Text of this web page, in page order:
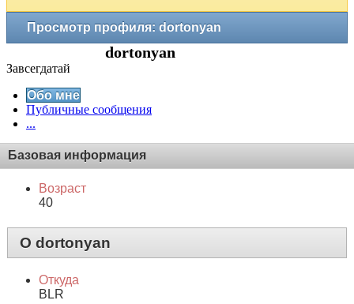
Просмотр профиля: dortonyan
dortonyan
Завсегдатай
Обо мне
Публичные сообщения
...
Базовая информация
Возраст
40
О dortonyan
Откуда
BLR